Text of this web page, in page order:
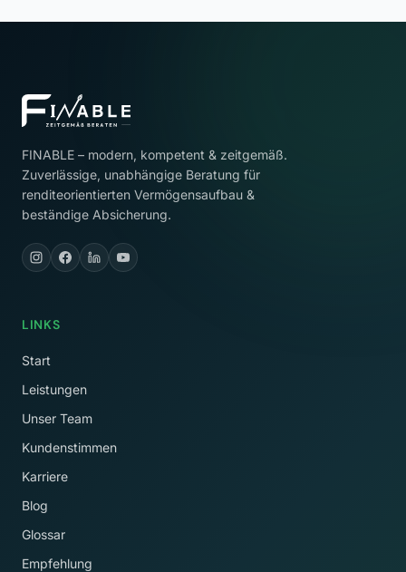
FINABLE – modern, kompetent & zeitgemäß.
Zuverlässige, unabhängige Beratung für
renditeorientierten Vermögensaufbau &
beständige Absicherung.
LINKS
Start
Leistungen
Unser Team
Kundenstimmen
Karriere
Blog
Glossar
Empfehlung